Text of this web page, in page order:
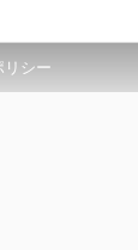
リシー